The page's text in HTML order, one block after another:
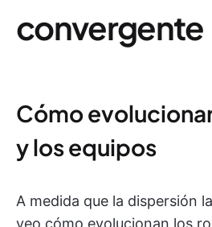
convergente
Cómo
y los equipos
A medida que la dispersión
veo cómo evolucionan los